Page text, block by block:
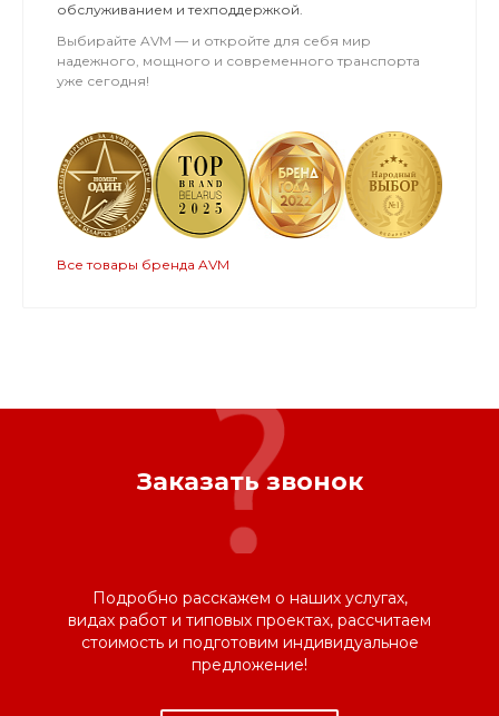
обслуживанием и техподдержкой.
Выбирайте AVM — и откройте для себя мир
надежного, мощного и современного транспорта
уже сегодня!
Все товары бренда AVM
Заказать звонок
Подробно расскажем о наших услугах,
видах работ и типовых проектах, рассчитаем
стоимость и подготовим индивидуальное
предложение!